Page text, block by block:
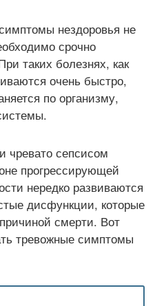
нездоровья не
срочно
таких болезнях, как
очень быстро,
по организму,
чревато сепсисом
прогрессирующей
нередко развиваются
дисфункции, которые
смерти. Вот
тревожные симптомы